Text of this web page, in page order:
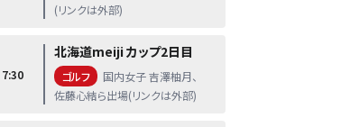
(リンクは外部)
7:30
北海道meiji カップ2日目
ゴルフ
国内女子 吉澤柚月、
佐藤心結ら出場(リンクは外部)